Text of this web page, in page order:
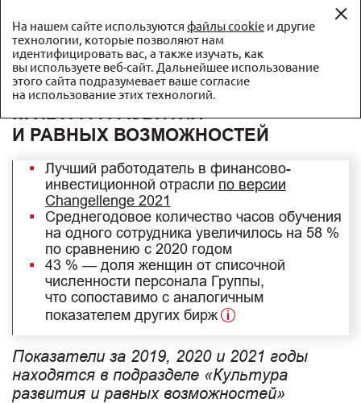
Отчет об устойчивом развитии ПАО Московская биржа
за 2021 год
EN
КУЛЬТУРА РАЗВИТИЯ
И РАВНЫХ ВОЗМОЖНОСТЕЙ
Лучший работодатель в финансово-
инвестиционной отрасли по версии
Changellenge 2021
Среднегодовое количество часов обучения
на одного сотрудника увеличилось на 58 %
по сравнению с 2020 годом
43 % — доля женщин от списочной
численности персонала Группы,
что сопоставимо с аналогичным
показателем других бирж
Показатели за 2019, 2020 и 2021 годы
находятся в подразделе «Культура
развития и равных возможностей»
На нашем сайте используются файлы cookie и другие
технологии, которые позволяют нам
идентифицировать вас, а также изучать, как
вы используете веб-сайт. Дальнейшее использование
этого сайта подразумевает ваше согласие
на использование этих технологий.